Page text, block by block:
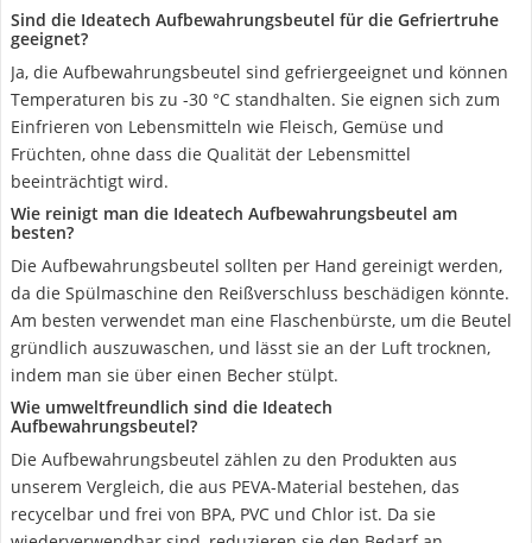
Sind die Ideatech Aufbewahrungsbeutel für die Gefriertruhe
geeignet?
Ja, die Aufbewahrungsbeutel sind gefriergeeignet und können
Temperaturen bis zu -30 °C standhalten. Sie eignen sich zum
Einfrieren von Lebensmitteln wie Fleisch, Gemüse und
Früchten, ohne dass die Qualität der Lebensmittel
beeinträchtigt wird.
Wie reinigt man die Ideatech Aufbewahrungsbeutel am
besten?
Die Aufbewahrungsbeutel sollten per Hand gereinigt werden,
da die Spülmaschine den Reißverschluss beschädigen könnte.
Am besten verwendet man eine Flaschenbürste, um die Beutel
gründlich auszuwaschen, und lässt sie an der Luft trocknen,
indem man sie über einen Becher stülpt.
Wie umweltfreundlich sind die Ideatech
Aufbewahrungsbeutel?
Die Aufbewahrungsbeutel zählen zu den Produkten aus
unserem Vergleich, die aus PEVA-Material bestehen, das
recycelbar und frei von BPA, PVC und Chlor ist. Da sie